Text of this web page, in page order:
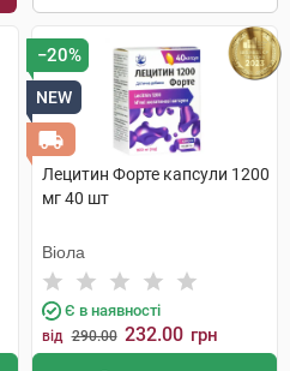
−20%
NEW
Лецитин Форте капсули 1200
мг 40 шт
Віола
Є в наявності
від 290.00 232.00 грн